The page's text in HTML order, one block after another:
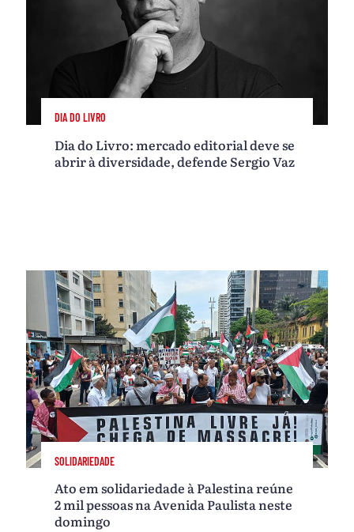
DIA DO LIVRO
Dia do Livro: mercado editorial deve se
abrir à diversidade, defende Sergio Vaz
SOLIDARIEDADE
Ato em solidariedade à Palestina reúne
2 mil pessoas na Avenida Paulista neste
domingo